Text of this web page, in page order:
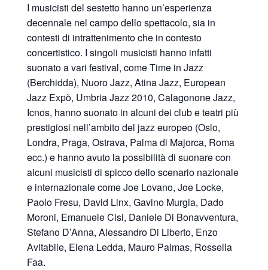
I musicisti del sestetto hanno un’esperienza
decennale nel campo dello spettacolo, sia in
contesti di intrattenimento che in contesto
concertistico. I singoli musicisti hanno infatti
suonato a vari festival, come Time in Jazz
(Berchidda), Nuoro Jazz, Atina Jazz, European
Jazz Expò, Umbria Jazz 2010, Calagonone Jazz,
Icnos, hanno suonato in alcuni dei club e teatri più
prestigiosi nell’ambito del jazz europeo (Oslo,
Londra, Praga, Ostrava, Palma di Majorca, Roma
ecc.) e hanno avuto la possibilità di suonare con
alcuni musicisti di spicco dello scenario nazionale
e internazionale come Joe Lovano, Joe Locke,
Paolo Fresu, David Linx, Gavino Murgia, Dado
Moroni, Emanuele Cisi, Daniele Di Bonavventura,
Stefano D’Anna, Alessandro Di Liberto, Enzo
Avitabile, Elena Ledda, Mauro Palmas, Rossella
Faa.